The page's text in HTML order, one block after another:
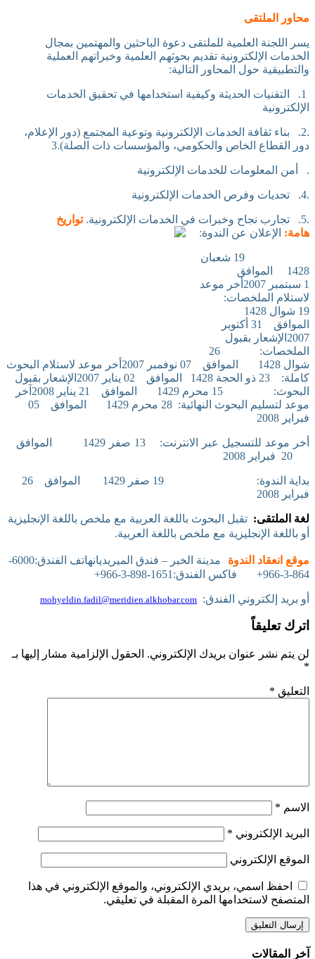
محاور الملتقى
يسر اللجنة العلمية للملتقى دعوة الباحثين والمهتمين بمجال
الخدمات الإلكترونية تقديم بحوثهم العلمية وخبراتهم العملية
والتطبيقية حول المحاور التالية:
1. التقنيات الحديثة وكيفية استخدامها في تحقيق الخدمات
الإلكترونية
.
2. بناء ثقافة الخدمات الإلكترونية وتوعية المجتمع (دور
الإعلام،
دور القطاع الخاص والحكومي، والمؤسسات ذات الصلة).3
. أمن المعلومات للخدمات الإلكترونية
.
4. تحديات وفرص الخدمات الإلكترونية
.
5. تجارب نجاح وخبرات في الخدمات الإلكترونية. تواريخ
هامة: الإعلان عن الندوة:
19 شعبان
1428
الموافق
1 سبتمبر 2007
أخر موعد
لاستلام الملخصات:
19 شوال 1428
الموافق
31 أكتوبر
2007 الإشعار بقبول
الملخصات:
26
شوال 1428
الموافق 07 نوفمبر 2007
أخر موعد لاستلام البحوث
كاملة:
23 ذو الحجة 1428 الموافق 02 يناير 2007
الإشعار بقبول
البحوث:
15 محرم 1429 الموافق 21 يناير 2008
آخر
موعد لتسليم البحوث النهائية: 28 محرم 1429 الموافق
05
فبراير 2008
أخر موعد للتسجيل عبر الانترنت: 13 صفر 1429
الموافق
20 فبراير 2008
بداية الندوة: 19 صفر 1429 الموافق
26
فبراير 2008
لغة الملتقى: تقبل البحوث باللغة العربية مع ملخص باللغة الإنجليزية
أو باللغة الإنجليزية مع ملخص باللغة العربية.
موقع انعقاد الندوة مدينة الخبر – فندق الميريديان
هاتف الفندق:6000-
864-3-966+
فاكس الفندق:1651-898-3-966+
أو بريد إلكتروني الفندق: mohyeldin.fadil@meridien.alkhobar.com
اترك تعليقاً
لن يتم نشر عنوان بريدك الإلكتروني. الحقول الإلزامية مشار إليها بـ
*
التعليق *
الاسم *
البريد الإلكتروني *
الموقع الإلكتروني
احفظ اسمي، بريدي الإلكتروني، والموقع الإلكتروني في هذا
المتصفح لاستخدامها المرة المقبلة في تعليقي.
آخر المقالات